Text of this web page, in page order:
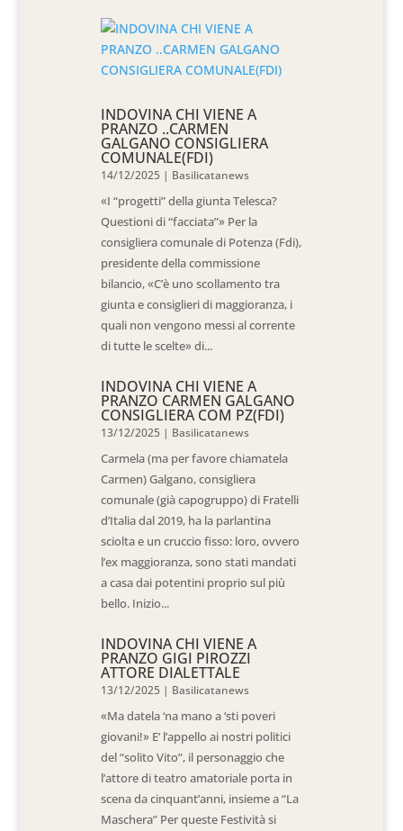
INDOVINA CHI VIENE A
PRANZO ..CARMEN
GALGANO CONSIGLIERA
COMUNALE(FDI)
14/12/2025 | Basilicatanews
«I “progetti” della giunta Telesca?
Questioni di “facciata”» Per la
consigliera comunale di Potenza (Fdi),
presidente della commissione
bilancio, «C’è uno scollamento tra
giunta e consiglieri di maggioranza, i
quali non vengono messi al corrente
di tutte le scelte» di...
INDOVINA CHI VIENE A
PRANZO CARMEN GALGANO
CONSIGLIERA COM PZ(FDI)
13/12/2025 | Basilicatanews
Carmela (ma per favore chiamatela
Carmen) Galgano, consigliera
comunale (già capogruppo) di Fratelli
d’Italia dal 2019, ha la parlantina
sciolta e un cruccio fisso: loro, ovvero
l’ex maggioranza, sono stati mandati
a casa dai potentini proprio sul più
bello. Inizio...
INDOVINA CHI VIENE A
PRANZO GIGI PIROZZI
ATTORE DIALETTALE
13/12/2025 | Basilicatanews
«Ma datela ‘na mano a ‘sti poveri
giovani!» E’ l’appello ai nostri politici
del “solito Vito”, il personaggio che
l’attore di teatro amatoriale porta in
scena da cinquant’anni, insieme a “La
Maschera” Per queste Festività si